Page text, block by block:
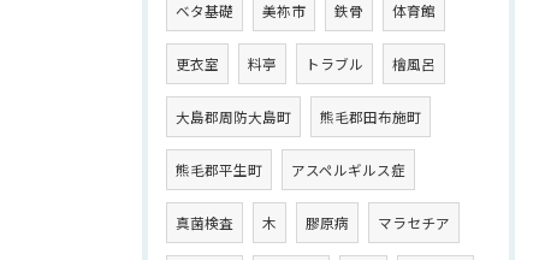
ベタ基礎 美祢市 鉄骨 体育館
更衣室 料亭 トラブル 檜風呂
大島郡周防大島町 熊毛郡田布施町
熊毛郡平生町 アスペルギルス症
真菌検査 木 膠原病 マラセチア